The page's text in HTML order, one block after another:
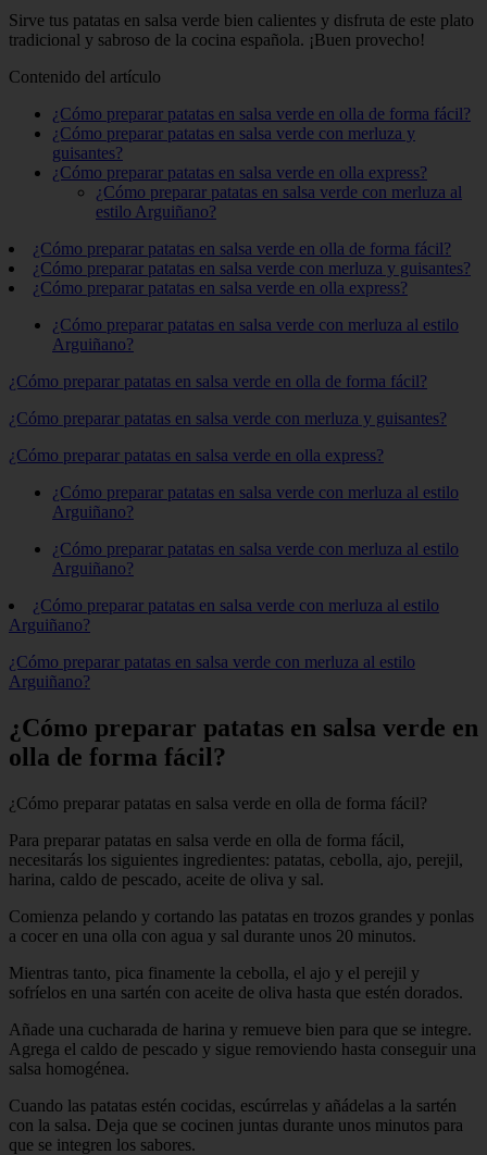
Sirve tus patatas en salsa verde bien calientes y disfruta de este plato
tradicional y sabroso de la cocina española. ¡Buen provecho!
Contenido del artículo
¿Cómo preparar patatas en salsa verde en olla de forma fácil?
¿Cómo preparar patatas en salsa verde con merluza y
guisantes?
¿Cómo preparar patatas en salsa verde en olla express?
¿Cómo preparar patatas en salsa verde con merluza al
estilo Arguiñano?
¿Cómo preparar patatas en salsa verde en olla de forma fácil?
¿Cómo preparar patatas en salsa verde con merluza y guisantes?
¿Cómo preparar patatas en salsa verde en olla express?
¿Cómo preparar patatas en salsa verde con merluza al estilo
Arguiñano?
¿Cómo preparar patatas en salsa verde en olla de forma fácil?
¿Cómo preparar patatas en salsa verde con merluza y guisantes?
¿Cómo preparar patatas en salsa verde en olla express?
¿Cómo preparar patatas en salsa verde con merluza al estilo
Arguiñano?
¿Cómo preparar patatas en salsa verde con merluza al estilo
Arguiñano?
¿Cómo preparar patatas en salsa verde con merluza al estilo
Arguiñano?
¿Cómo preparar patatas en salsa verde con merluza al estilo
Arguiñano?
¿Cómo preparar patatas en salsa verde en
olla de forma fácil?
¿Cómo preparar patatas en salsa verde en olla de forma fácil?
Para preparar patatas en salsa verde en olla de forma fácil,
necesitarás los siguientes ingredientes: patatas, cebolla, ajo, perejil,
harina, caldo de pescado, aceite de oliva y sal.
Comienza pelando y cortando las patatas en trozos grandes y ponlas
a cocer en una olla con agua y sal durante unos 20 minutos.
Mientras tanto, pica finamente la cebolla, el ajo y el perejil y
sofríelos en una sartén con aceite de oliva hasta que estén dorados.
Añade una cucharada de harina y remueve bien para que se integre.
Agrega el caldo de pescado y sigue removiendo hasta conseguir una
salsa homogénea.
Cuando las patatas estén cocidas, escúrrelas y añádelas a la sartén
con la salsa. Deja que se cocinen juntas durante unos minutos para
que se integren los sabores.